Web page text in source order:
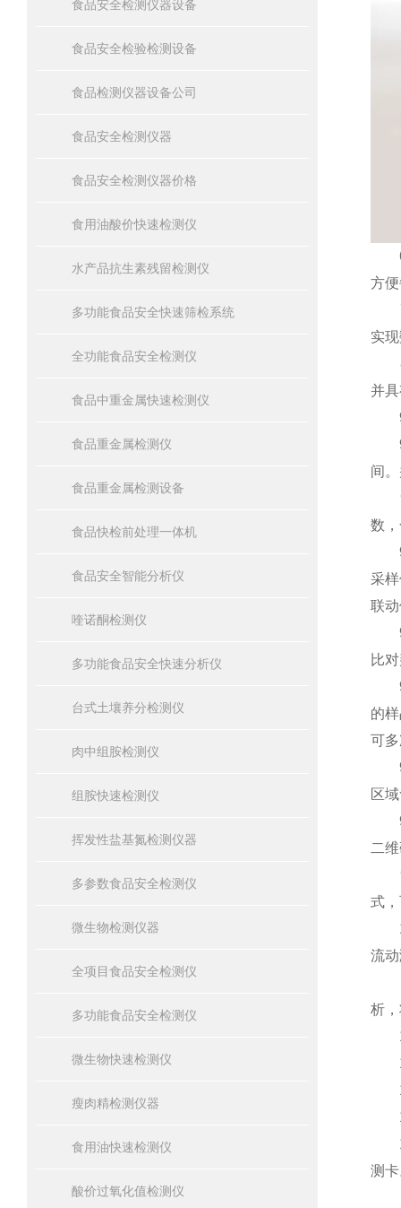
食品安全检测仪器设备
食品安全检验检测设备
食品检测仪器设备公司
食品安全检测仪器
食品安全检测仪器价格
食用油酸价快速检测仪
水产品抗生素残留检测仪
多功能食品安全快速筛检系统
全功能食品安全检测仪
食品中重金属快速检测仪
食品重金属检测仪
食品重金属检测设备
食品快检前处理一体机
食品安全智能分析仪
喹诺酮检测仪
多功能食品安全快速分析仪
台式土壤养分检测仪
肉中组胺检测仪
组胺快速检测仪
挥发性盐基氮检测仪器
多参数食品安全检测仪
微生物检测仪器
全项目食品安全检测仪
多功能食品安全检测仪
微生物快速检测仪
瘦肉精检测仪器
食用油快速检测仪
酸价过氧化值检测仪
6
方
7
实
8
并
9
间
数
采
联
比
的
可
区
二
式
10
流
析
测